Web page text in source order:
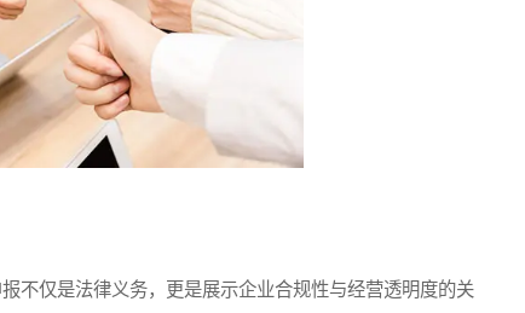
仅是法律义务，更是展示企业合规性与经营透明度的关